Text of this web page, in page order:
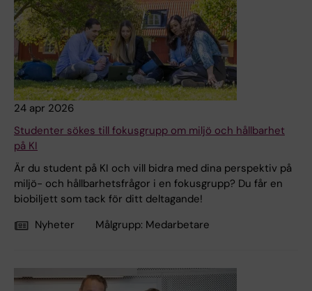
24 apr 2026
Studenter sökes till fokusgrupp om miljö och hållbarhet
på KI
Är du student på KI och vill bidra med dina perspektiv på
miljö- och hållbarhetsfrågor i en fokusgrupp? Du får en
biobiljett som tack för ditt deltagande!
Nyheter
Målgrupp: Medarbetare